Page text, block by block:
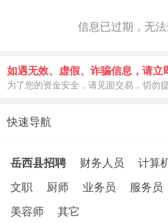
信息已过期，无
如遇无效、虚假、诈骗信息，请立
为了您的资金安全，请见面交易，切勿
快速导航
岳西县招聘 财务人员 计算
文职
厨师 业务员 服务员
美容师
其它